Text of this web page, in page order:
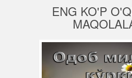
ENG KO'P